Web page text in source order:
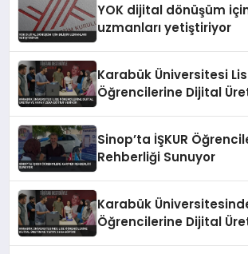
YOK dijital dönüşüm
uzmanları yetiştiriyor
Karabük Üniversitesi
Öğrencilerine Dijital
Sinop’ta İŞKUR
Rehberliği Sunuyor
Karabük
Öğrencilerine Dijital